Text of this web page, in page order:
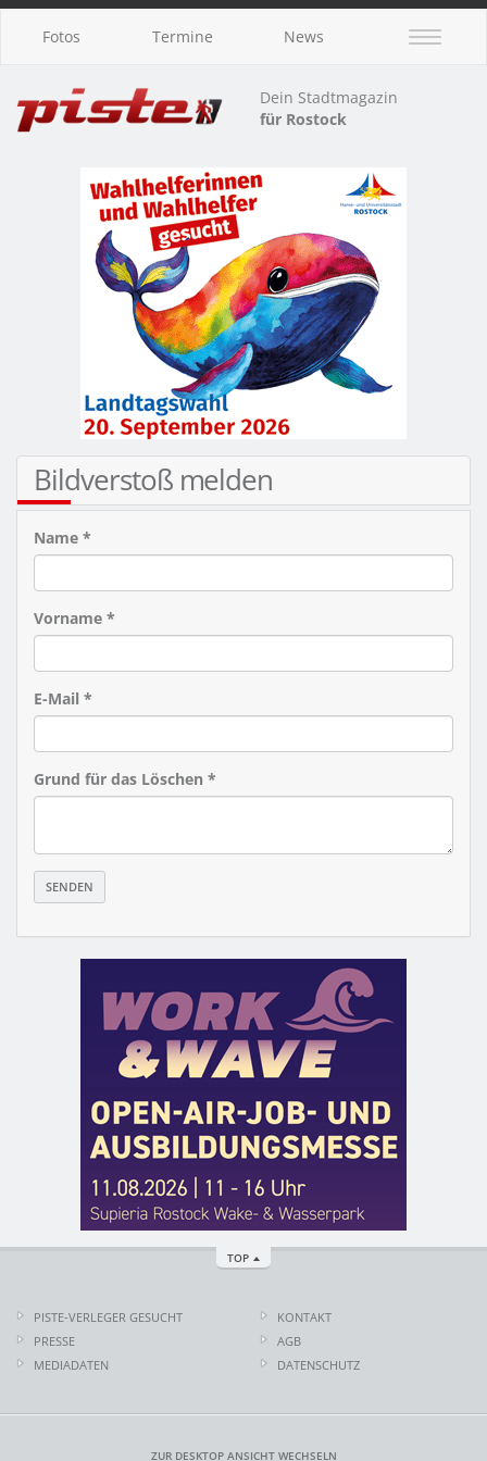
Fotos Termine News
Dein Stadtmagazin
für Rostock
Bildverstoß melden
Name *
Vorname *
E-Mail *
Grund für das Löschen *
TOP
PISTE-VERLEGER GESUCHT
PRESSE
MEDIADATEN
KONTAKT
AGB
DATENSCHUTZ
ZUR DESKTOP ANSICHT WECHSELN